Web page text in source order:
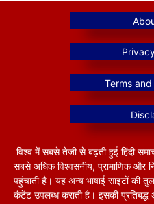
विश्व में सबसे तेजी से बढ़ती हुई हिंदी
सबसे अधिक विश्वसनीय, प्रामाणिक और
पहुंचाती है। यह अन्य भाषाई साइटों की
कंटेंट उपलब्ध कराती है। इसकी प्रतिबद्ध